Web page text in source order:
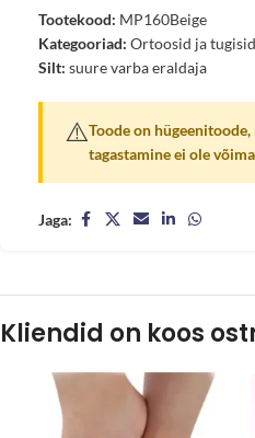
Tootekood: MP160Beige
Kategooriad: Ortoosid ja
Silt: suure varba eraldaja
⚠️Toode on
tagastamine ei ole
Jaga:
Kliendid on koos